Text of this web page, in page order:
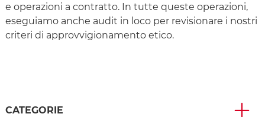
e operazioni a contratto. In tutte queste operazioni,
eseguiamo anche audit in loco per revisionare i nostri
criteri di approvvigionamento etico.
CATEGORIE